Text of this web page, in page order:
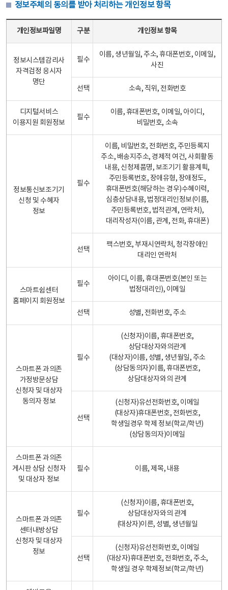
정보주체의 동의를 받아 처리하는 개인정보 항목
개인정보파일명 구분 개인정보 항목
정보시스템감리사
자격검정 응시자
명단
필수
이름, 생년월일, 주소, 휴대폰번호, 이메일,
사진
선택 소속, 직위, 전화번호
디지털서비스
이용지원 회원정보
필수
이름, 휴대폰번호, 이메일, 아이디,
비밀번호, 소속
정보통신보조기기
신청 및 수혜자
정보
필수
이름, 비밀번호, 전화번호, 주민등록지
주소, 배송지주소, 경제적 여건, 사회활동
내용, 신청제품명, 보조기기 활용계획,
주민등록번호, 장애유형, 장애정도,
휴대폰번호(해당하는 경우)수혜이력,
심층상담내용, 법정대리인정보(이름,
주민등록번호, 법적관계, 연락처),
대리작성자(이름, 관계, 전화, 휴대폰)
선택
팩스번호, 부재시연락처, 청각장애인
대리인 연락처
스마트쉼센터
홈페이지 회원정보
필수
아이디, 이름, 휴대폰번호(본인 또는
법정대리인), 이메일
선택 성별, 전화번호, 주소
스마트폰 과의존
가정방문상담
신청자 및 대상자
동의자 정보
필수
(신청자)이름, 휴대폰번호,
상담대상자와의관계
(대상자)이름, 성별, 생년월일, 주소
(상담동의자)이름, 휴대폰번호,
상담대상자와의 관계
선택
(신청자)유선전화번호, 이메일
(대상자)휴대폰번호, 전화번호,
학생일경우 학제 정보(학교/학년)
(상담동의자)이메일
스마트폰 과의존
게시판 상담 신청자
및 대상자 정보
필수 이름, 제목, 내용
스마트폰 과의존
센터내방상담
신청자 및 대상자
정보
필수
(신청자)이름, 휴대폰번호,
상담대상자와의 관계
(대상자)이른, 성별, 생년월일
선택
(신청자)유선전화번호, 이메일
(대상자)휴대폰번호, 전화번호, 주소,
학생일 경우 학제정보(학교/학년)